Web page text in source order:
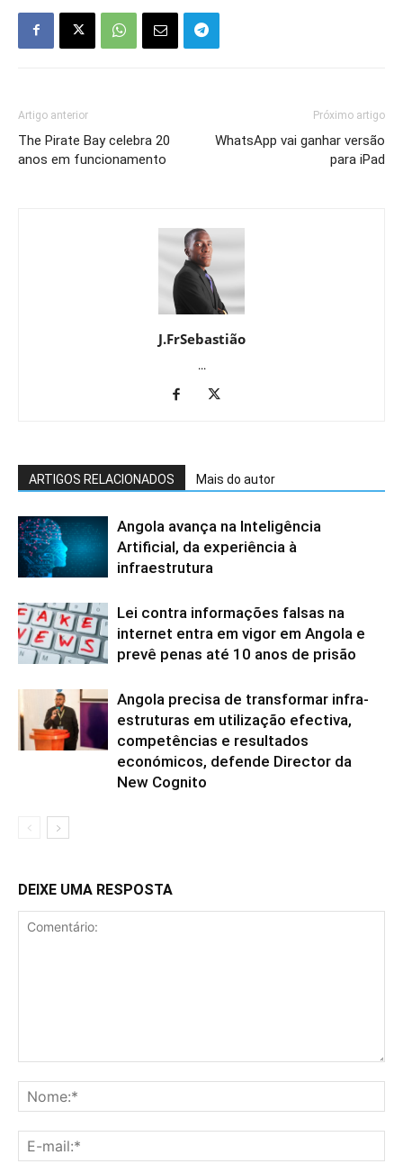
Artigo anterior
The Pirate Bay celebra 20
anos em funcionamento
Próximo artigo
WhatsApp vai ganhar versão
para iPad
J.FrSebastião
...
ARTIGOS RELACIONADOS Mais do autor
Angola avança na Inteligência
Artificial, da experiência à
infraestrutura
Lei contra informações falsas na
internet entra em vigor em Angola e
prevê penas até 10 anos de prisão
Angola precisa de transformar infra-
estruturas em utilização efectiva,
competências e resultados
económicos, defende Director da
New Cognito
DEIXE UMA RESPOSTA